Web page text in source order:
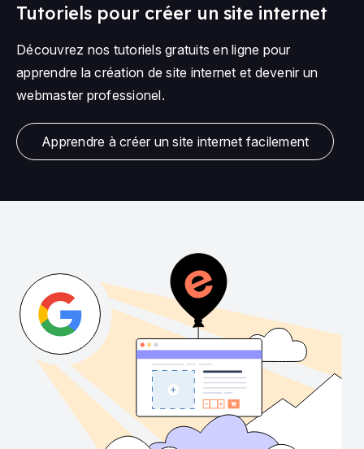
Tutoriels pour créer un site internet
Découvrez nos tutoriels gratuits en ligne pour
apprendre la création de site internet et devenir un
webmaster professionel.
Apprendre à créer un site internet facilement